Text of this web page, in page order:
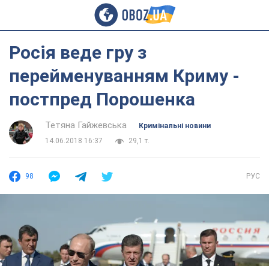
Росія веде гру з
перейменуванням Криму -
постпред Порошенка
Тетяна Гайжевська
Кримінальні новини
14.06.2018 16:37
29,1 т.
98 РУС